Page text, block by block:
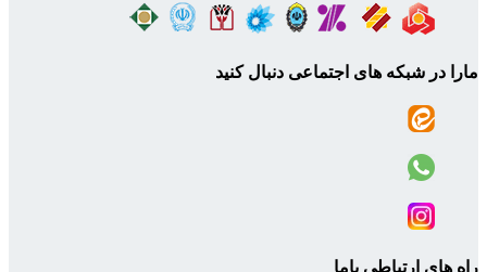
مارا در شبکه های اجتماعی دنبال کنید
راه های ارتباطی باما